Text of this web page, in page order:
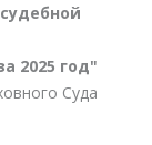
2025 год"
Суда